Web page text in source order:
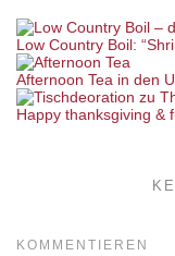
Low Country Boil:
Afternoon Tea in den
Happy thanksgiving &
KOMMENTIEREN